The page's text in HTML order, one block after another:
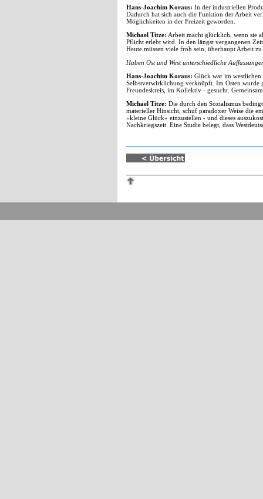
Hans-Joachim Koraus: In der industriellen
Dadurch hat sich auch die Funktion der Arbeit
Möglichkeiten in der Freizeit geworden.
Michael Titze: Arbeit macht glücklich, wenn sie
Pflicht erlebt wird. In den längst vergangenen
Heute müssen viele froh sein, überhaupt Arbeit
Haben Ost und West unterschiedliche
Hans-Joachim Koraus: Glück war im
Selbstverwirklichung verknüpft. Im Osten
Freundeskreis, im Kollektiv - gesucht.
Michael Titze: Die durch den Sozialismus
materieller Hinsicht, schuf paradoxer Weise die
»kleine Glück« einzustellen - und dieses
Nachkriegszeit. Eine Studie belegt, dass